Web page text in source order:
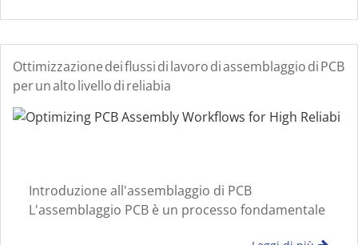
Ottimizzazione dei flussi di lavoro di assemblaggio di PCB
per un alto livello di reliabia
Introduzione all'assemblaggio di PCB
L'assemblaggio PCB è un processo fondamentale